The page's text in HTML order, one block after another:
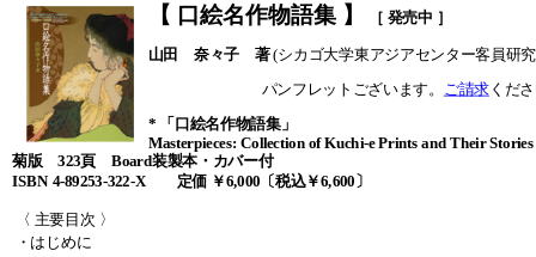
【 口絵名作物語集 】 ［ 発売中 ］
山田 奈々子 著(シカゴ大学東アジアセンター客員研
パンフレットございます。 ご請求くださ
* 「口絵名作物語集」
Masterpieces: Collection of Kuchi-e Prints and Their Stories
菊版 323頁 Board装製本・カバー付
ISBN 4-89253-322-X 定価 ￥6,000〔税込￥6,600〕
〈 主要目次 〉
・はじめに